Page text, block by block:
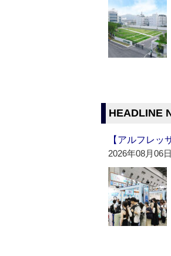
HEADLINE
【アルフレッ
2026年08月06